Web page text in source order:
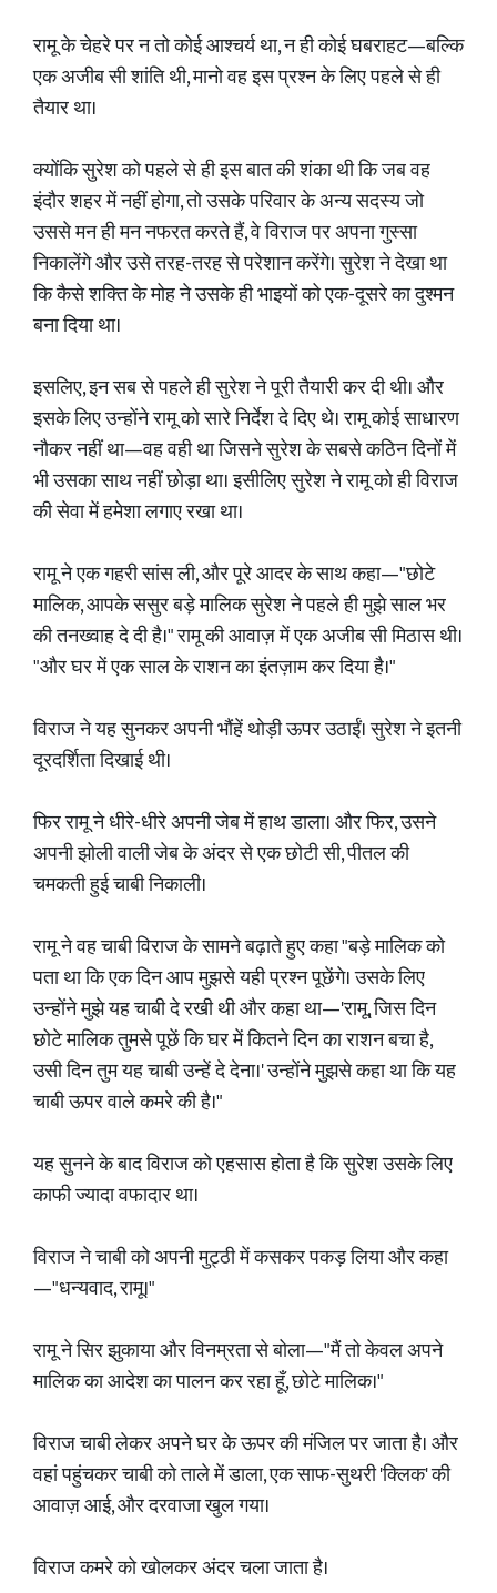
रामू के चेहरे पर न तो कोई आश्चर्य था, न ही कोई घबराहट—बल्कि
एक अजीब सी शांति थी, मानो वह इस प्रश्न के लिए पहले से ही
तैयार था।
क्योंकि सुरेश को पहले से ही इस बात की शंका थी कि जब वह
इंदौर शहर में नहीं होगा, तो उसके परिवार के अन्य सदस्य जो
उससे मन ही मन नफरत करते हैं, वे विराज पर अपना गुस्सा
निकालेंगे और उसे तरह-तरह से परेशान करेंगे। सुरेश ने देखा था
कि कैसे शक्ति के मोह ने उसके ही भाइयों को एक-दूसरे का दुश्मन
बना दिया था।
इसलिए, इन सब से पहले ही सुरेश ने पूरी तैयारी कर दी थी। और
इसके लिए उन्होंने रामू को सारे निर्देश दे दिए थे। रामू कोई साधारण
नौकर नहीं था—वह वही था जिसने सुरेश के सबसे कठिन दिनों में
भी उसका साथ नहीं छोड़ा था। इसीलिए सुरेश ने रामू को ही विराज
की सेवा में हमेशा लगाए रखा था।
रामू ने एक गहरी सांस ली, और पूरे आदर के साथ कहा—"छोटे
मालिक, आपके ससुर बड़े मालिक सुरेश ने पहले ही मुझे साल भर
की तनख्वाह दे दी है।" रामू की आवाज़ में एक अजीब सी मिठास थी।
"और घर में एक साल के राशन का इंतज़ाम कर दिया है।"
विराज ने यह सुनकर अपनी भौंहें थोड़ी ऊपर उठाईं। सुरेश ने इतनी
दूरदर्शिता दिखाई थी।
फिर रामू ने धीरे-धीरे अपनी जेब में हाथ डाला। और फिर, उसने
अपनी झोली वाली जेब के अंदर से एक छोटी सी, पीतल की
चमकती हुई चाबी निकाली।
रामू ने वह चाबी विराज के सामने बढ़ाते हुए कहा "बड़े मालिक को
पता था कि एक दिन आप मुझसे यही प्रश्न पूछेंगे। उसके लिए
उन्होंने मुझे यह चाबी दे रखी थी और कहा था—'रामू, जिस दिन
छोटे मालिक तुमसे पूछें कि घर में कितने दिन का राशन बचा है,
उसी दिन तुम यह चाबी उन्हें दे देना।' उन्होंने मुझसे कहा था कि यह
चाबी ऊपर वाले कमरे की है।"
यह सुनने के बाद विराज को एहसास होता है कि सुरेश उसके लिए
काफी ज्यादा वफादार था।
विराज ने चाबी को अपनी मुट्ठी में कसकर पकड़ लिया और कहा
—"धन्यवाद, रामू।"
रामू ने सिर झुकाया और विनम्रता से बोला—"मैं तो केवल अपने
मालिक का आदेश का पालन कर रहा हूँ, छोटे मालिक।"
विराज चाबी लेकर अपने घर के ऊपर की मंजिल पर जाता है। और
वहां पहुंचकर चाबी को ताले में डाला, एक साफ-सुथरी 'क्लिक' की
आवाज़ आई, और दरवाजा खुल गया।
विराज कमरे को खोलकर अंदर चला जाता है।